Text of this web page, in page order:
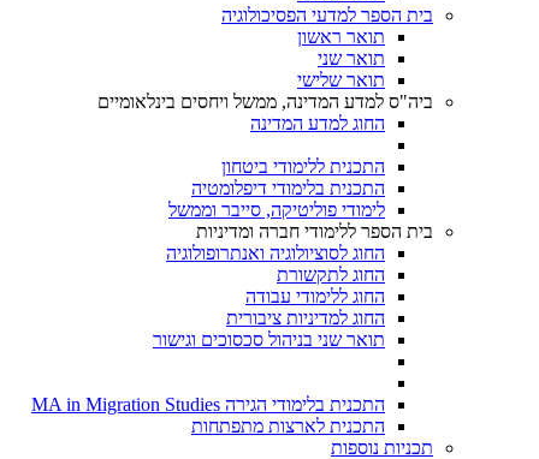
בית הספר למדעי הפסיכולוגיה
תואר ראשון
תואר שני
תואר שלישי
ביה"ס למדע המדינה, ממשל ויחסים בינלאומיים
החוג למדע המדינה
התכנית ללימודי ביטחון
התכנית בלימודי דיפלומטיה
לימודי פוליטיקה, סייבר וממשל
בית הספר ללימודי חברה ומדיניות
החוג לסוציולוגיה ואנתרופולוגיה
החוג לתקשורת
החוג ללימודי עבודה
החוג למדיניות ציבורית
תואר שני בניהול סכסוכים וגישור
התכנית בלימודי הגירה MA in Migration Studies​
התכנית לארצות מתפתחות
תכניות נוספות